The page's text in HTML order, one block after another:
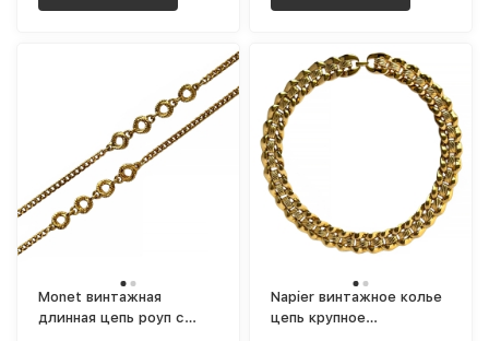
Monet винтажная
длинная цепь роуп с
Napier винтажное колье
цепь крупное